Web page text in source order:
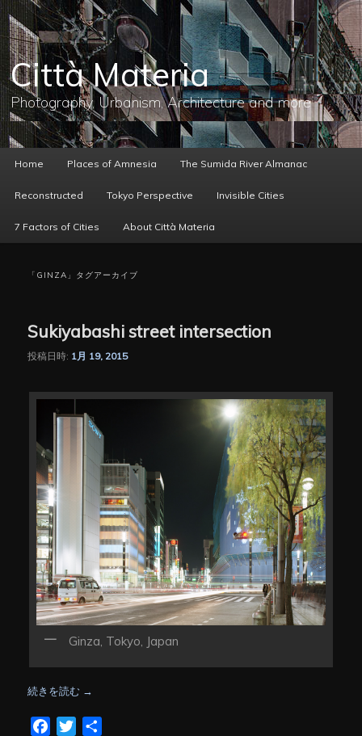
メ
イ
ン
コ
ン
テ
ン
へ
移
動
サ
ブ
コ
ン
テ
ン
ツ
移
動
Città Materia
Photography, Urbanism, Architecture and more
ー
Home Places of Amnesia The Sumida River Almanac
Reconstructed Tokyo Perspective Invisible Cities
7 Factors of Cities About Città Materia
「 GINZA 」タグアーカイブ
Sukiyabashi street intersection
投稿日時: 1月 19, 2015
Ginza, Tokyo, Japan
続きを読む →
FacebookTwitter